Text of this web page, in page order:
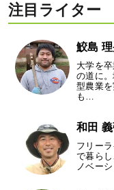
注目ライター
鮫島
大学を
の道に
型農業
も…
和田
フリー
で暮ら
ノベー